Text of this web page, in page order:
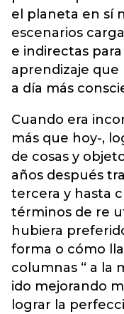
el planeta en sí
escenarios
e indirectas
aprendizaje que
a día más
Cuando era
más que hoy-,
de cosas y
años después
tercera y hasta
términos de re
hubiera
forma o cómo
columnas “ a la
ido mejorando
lograr la